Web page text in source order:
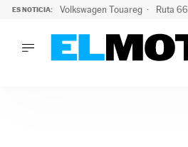
ES NOTICIA: Volkswagen Touareg Ruta 66